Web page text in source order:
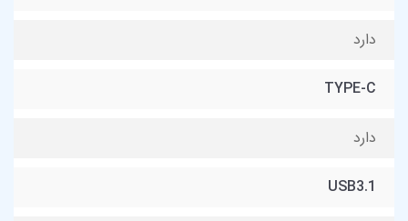
دارد
TYPE-C
دارد
USB3.1